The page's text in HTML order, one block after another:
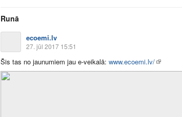
Runā
ecoemi.lv
27. jūl 2017 15:51
Šis tas no jaunumiem jau e-veikalā: www.ecoemi.lv/